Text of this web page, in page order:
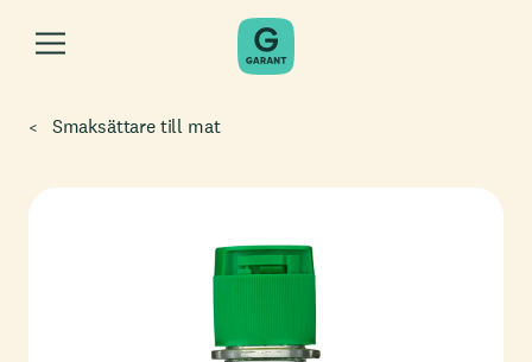
Smaksättare till mat